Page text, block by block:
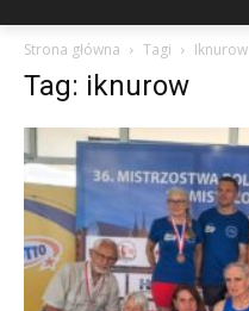
Strona główna Tagi Iknurow
Tag: iknurow